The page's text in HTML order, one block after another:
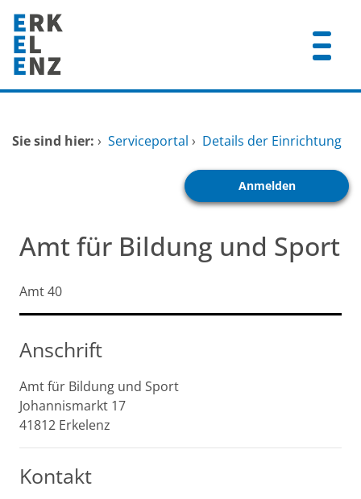
Zum Hauptinhalt springen
Dienstleistungen A-Z
Sie sind hier: › Serviceportal › Details der Einrichtung
Anmelden
Amt für Bildung und Sport
Kurzbezeichnung
Amt 40
Anschrift
Amt für Bildung und Sport
Johannismarkt 17
41812 Erkelenz
Kontakt